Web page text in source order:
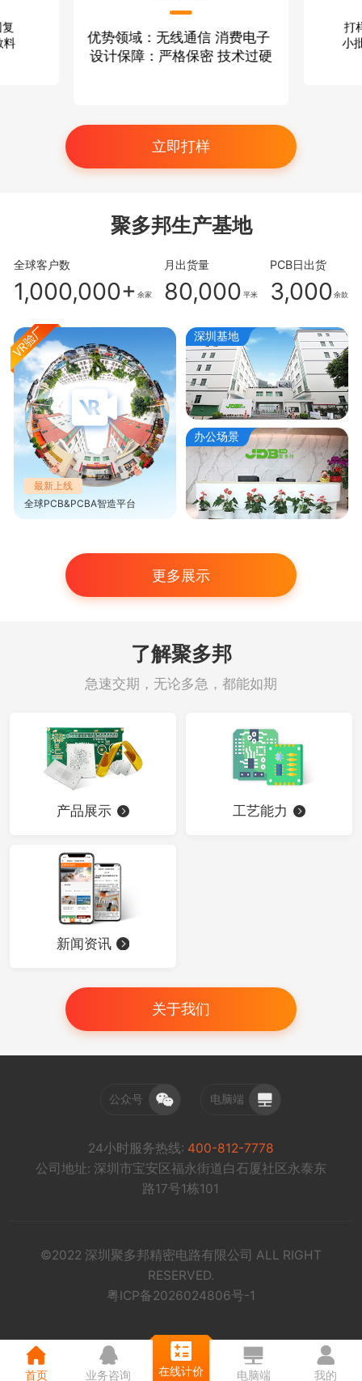
料 优势领域：无线通信 消费电子
设计保障：严格保密 技术过硬
打
小
立即打样
聚多邦生产基地
全球客户数
1,000,000+ 余家
月出货量
80,000 平米
PCB日出货
3,000 余款
最新上线
全球PCB&PCBA智造平台
深圳基地
办公场景
更多展示
了解聚多邦
急速交期，无论多急，都能如期
产品展示 工艺能力
新闻资讯
关于我们
公众号 电脑端
24小时服务热线: 400-812-7778
公司地址: 深圳市宝安区福永街道白石厦社区永泰东
路17号1栋101
©2022 深圳聚多邦精密电路有限公司 ALL RIGHT
RESERVED.
粤ICP备2026024806号-1
首页 业务咨询 在线计价 电脑端 我的